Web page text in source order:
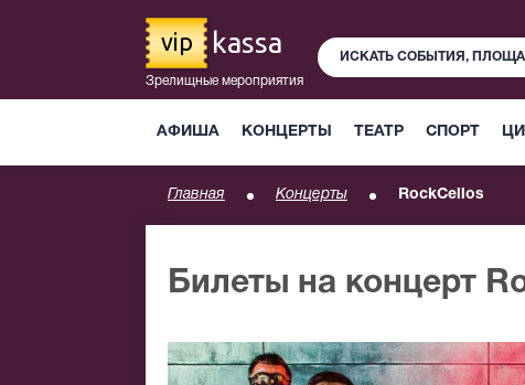
vip kassa
Зрелищные мероприятия
АФИША КОНЦЕРТЫ ТЕАТР СПОРТ
Главная Концерты RockCellos
Билеты на концерт